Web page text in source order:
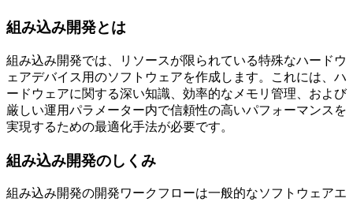
組み込み開発とは
組み込み開発では、リソースが限られている特殊なハードウ
ェアデバイス用のソフトウェアを作成します。これには、ハ
ードウェアに関する深い知識、効率的なメモリ管理、および
厳しい運用パラメーター内で信頼性の高いパフォーマンスを
実現するための最適化手法が必要です。
組み込み開発のしくみ
組み込み開発の開発ワークフローは一般的なソフトウェアエ